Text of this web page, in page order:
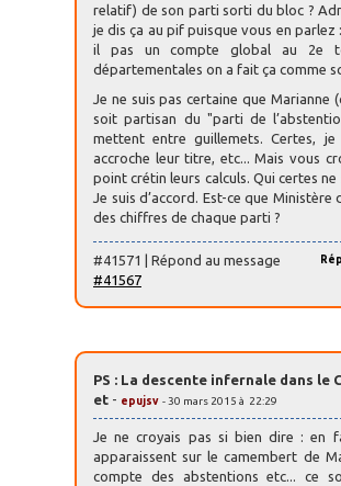
relatif) de son parti sorti du bloc ?
je dis ça au pif puisque vous en parlez
il pas un compte global au 2e
départementales on a fait ça comme
Je ne suis pas certaine que Marianne
soit partisan du "parti de
mettent entre guillemets. Certes,
accroche leur titre, etc... Mais vous
point crétin leurs calculs. Qui certes
Je suis d’accord. Est-ce que Ministère
des chiffres de chaque parti ?
#41571 | Répond au message
#41567
PS : La descente infernale dans le
et - epujsv - 30 mars 2015 à 22:29
Je ne croyais pas si bien dire : en
apparaissent sur le camembert de
compte des abstentions etc... ce